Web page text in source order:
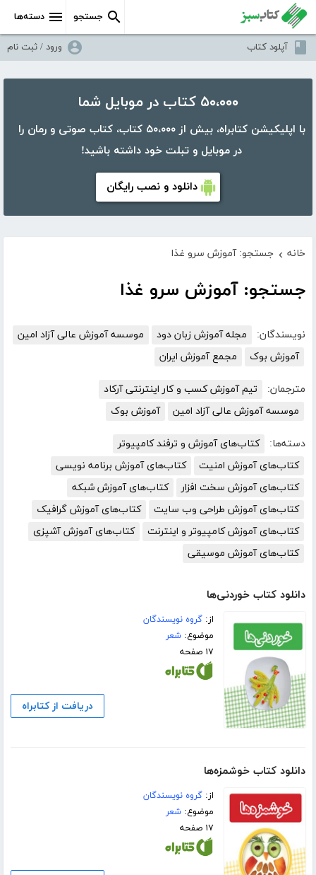
دسته‌ها جستجو
آپلود کتاب ورود / ثبت نام
۵۰،۰۰۰ کتاب در موبایل شما
با اپلیکیشن کتابراه، بیش از ۵۰،۰۰۰ کتاب، کتاب صوتی و رمان را
در موبایل و تبلت خود داشته باشید!
دانلود و نصب رایگان
خانه › جستجو: آموزش سرو غذا
جستجو: آموزش سرو غذا
نویسندگان: مجله آموزش زبان دود
موسسه آموزش عالی آزاد امین
آموزش بوک
مجمع آموزش ایران
مترجمان:
تیم آموزش کسب و کار اینترنتی آرکاد
موسسه آموزش عالی آزاد امین
آموزش بوک
دسته‌ها:
کتاب‌های آموزش و ترفند کامپیوتر
کتاب‌های آموزش امنیت
کتاب‌های آموزش برنامه نویسی
کتاب‌های آموزش سخت افزار
کتاب‌های آموزش شبکه
کتاب‌های آموزش طراحی وب سایت
کتاب‌های آموزش گرافیک
کتاب‌های آموزش کامپیوتر و اینترنت
کتاب‌های آموزش آشپزی
کتاب‌های آموزش موسیقی
دانلود کتاب خوردنی‌ها
از:گروه نویسندگان
موضوع:شعر
۱۷ صفحه
دریافت از کتابراه
دانلود کتاب خوشمزه‌ها
از:گروه نویسندگان
موضوع:شعر
۱۷ صفحه